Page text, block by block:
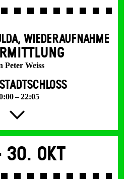
,WIEDERAUFNAHME
Peter Weiss
– 22:05
30. Okt